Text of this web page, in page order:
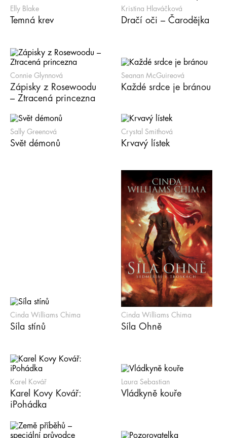
Elly Blake
Temná krev
Kristina Hlaváčková
Dračí oči – Čarodějka
Connie Glynnová
Zápisky z Rosewoodu
– Ztracená princezna
Seanan McGuireová
Každé srdce je bránou
Sally Greenová
Svět démonů
Crystal Smithová
Krvavý lístek
Cinda Williams Chima
Síla stínů
Cinda Williams Chima
Síla Ohně
Karel Kovář
Karel Kovy Kovář:
iPohádka
Laura Sebastian
Vládkyně kouře